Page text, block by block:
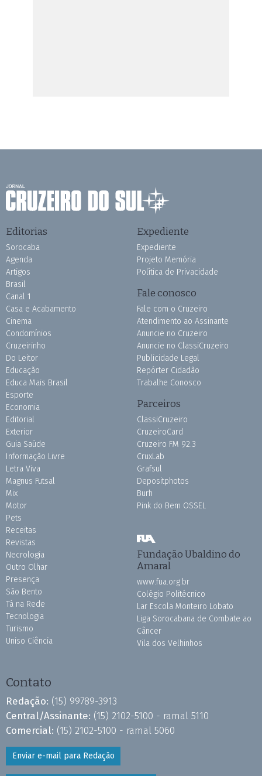
Editorias
Sorocaba
Agenda
Artigos
Brasil
Canal 1
Casa e Acabamento
Cinema
Condomínios
Cruzeirinho
Do Leitor
Educação
Educa Mais Brasil
Esporte
Economia
Editorial
Exterior
Guia Saúde
Informação Livre
Letra Viva
Magnus Futsal
Mix
Motor
Pets
Receitas
Revistas
Necrologia
Outro Olhar
Presença
São Bento
Tá na Rede
Tecnologia
Turismo
Uniso Ciência
Expediente
Expediente
Projeto Memória
Política de Privacidade
Fale conosco
Fale com o Cruzeiro
Atendimento ao Assinante
Anuncie no Cruzeiro
Anuncie no ClassiCruzeiro
Publicidade Legal
Repórter Cidadão
Trabalhe Conosco
Parceiros
ClassiCruzeiro
CruzeiroCard
Cruzeiro FM 92.3
CruxLab
Grafsul
Depositphotos
Burh
Pink do Bem OSSEL
Fundação Ubaldino do
Amaral
www.fua.org.br
Colégio Politécnico
Lar Escola Monteiro Lobato
Liga Sorocabana de Combate ao
Câncer
Vila dos Velhinhos
Contato
Redação: (15) 99789-3913
Central/Assinante: (15) 2102-5100 - ramal 5110
Comercial: (15) 2102-5100 - ramal 5060
Enviar e-mail para Redação